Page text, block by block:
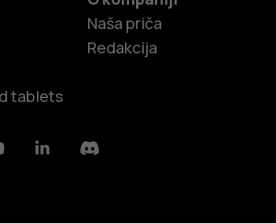
tablets
Naša priča
Redakcija
LinkedinDiscord